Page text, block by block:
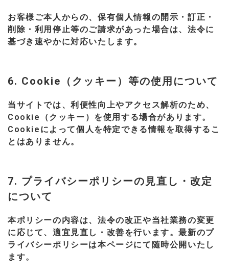
お客様ご本人からの、保有個人情報の開示・訂正・
削除・利用停止等のご請求があった場合は、法令に
基づき速やかに対応いたします。
6. Cookie（クッキー）等の使用について
当サイトでは、利便性向上やアクセス解析のため、
Cookie（クッキー）を使用する場合があります。
Cookieによって個人を特定できる情報を取得するこ
とはありません。
7. プライバシーポリシーの見直し・改定
について
本ポリシーの内容は、法令の改正や当社業務の変更
に応じて、適宜見直し・改善を行います。最新のプ
ライバシーポリシーは本ページにて随時公開いたし
ます。